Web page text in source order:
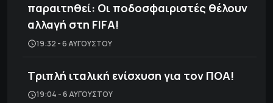
παραιτηθεί: Οι ποδοσφαιριστές θέλουν
αλλαγή στη FIFA!
19:32 - 6 ΑΥΓΟΎΣΤΟΥ
Τριπλή ιταλική ενίσχυση για τον ΠΟΑ!
19:04 - 6 ΑΥΓΟΎΣΤΟΥ